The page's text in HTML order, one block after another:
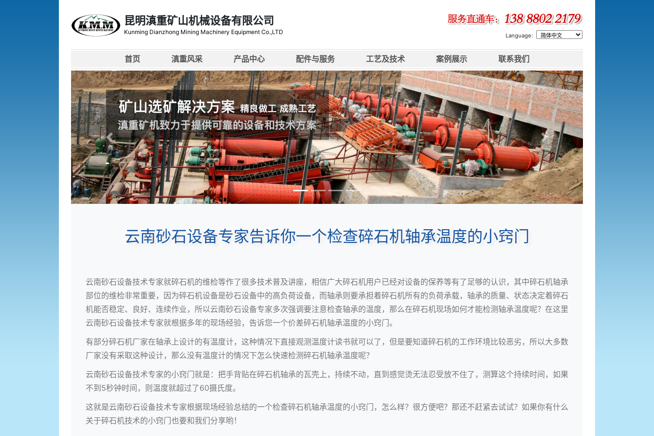
昆明滇重矿山机械设备有限公司
Kunming Dianzhong Mining Machinery Equipment Co.,LTD
Language:
首页 滇重风采 产品中心 配件与服务 工艺及技术 案例展示 联系我们
上一张 下一张
云南砂石设备专家告诉你一个检查碎石机轴承温度的小窍门
云南砂石设备技术专家就碎石机的维检等作了很多技术普及讲座，相信广大碎石机用户已经对设备的保养等有了足够的认识，其中碎石机轴承
部位的维检非常重要，因为碎石机设备是砂石设备中的高负荷设备，而轴承则要承担着碎石机所有的负荷承载，轴承的质量、状态决定着碎石
机能否稳定、良好、连续作业，所以云南砂石设备专家多次强调要注意检查轴承的温度，那么在碎石机现场如何才能检测轴承温度呢？在这里
云南砂石设备技术专家就根据多年的现场经验，告诉您一个价差碎石机轴承温度的小窍门。
有部分碎石机厂家在轴承上设计的有温度计，这种情况下直接观测温度计读书就可以了，但是要知道碎石机的工作环境比较恶劣，所以大多数
厂家没有采取这种设计，那么没有温度计的情况下怎么快速检测碎石机轴承温度呢？
云南砂石设备技术专家的小窍门就是：把手背贴在碎石机轴承的瓦壳上，持续不动，直到感觉烫无法忍受放不住了，测算这个持续时间，如果
不到5秒钟时间，则温度就超过了60摄氏度。
这就是云南砂石设备技术专家根据现场经验总结的一个检查碎石机轴承温度的小窍门，怎么样？很方便吧？那还不赶紧去试试？如果你有什么
关于碎石机技术的小窍门也要和我们分享哟！